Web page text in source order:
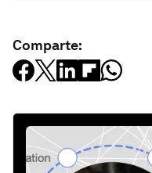
Comparte: